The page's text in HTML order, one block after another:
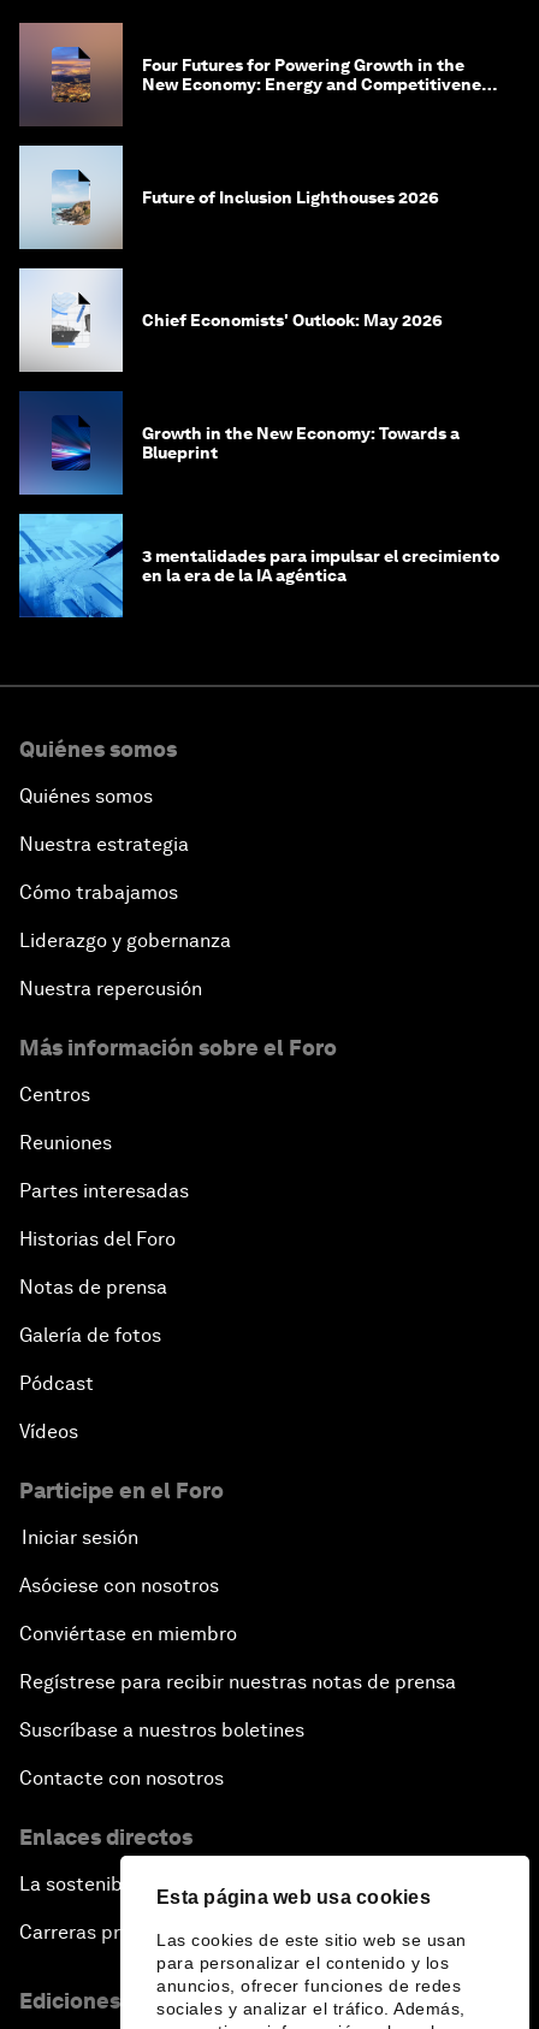
Esta página web usa cookies
Las cookies de este sitio web se usan
para personalizar el contenido y los
anuncios, ofrecer funciones de redes
sociales y analizar el tráfico. Además,
Four Futures for Powering Growth in the
New Economy: Energy and Competitiveness
Future of Inclusion Lighthouses 2026
Chief Economists' Outlook: May 2026
Growth in the New Economy: Towards a
Blueprint
3 mentalidades para impulsar el crecimiento
en la era de la IA agéntica
Quiénes somos
Quiénes somos
Nuestra estrategia
Cómo trabajamos
Liderazgo y gobernanza
Nuestra repercusión
Más información sobre el Foro
Centros
Reuniones
Partes interesadas
Historias del Foro
Notas de prensa
Galería de fotos
Pódcast
Vídeos
Participe en el Foro
Iniciar sesión
Asóciese con nosotros
Conviértase en miembro
Regístrese para recibir nuestras notas de prensa
Suscríbase a nuestros boletines
Contacte con nosotros
Enlaces directos
La sostenibilidad en el Foro
Carreras profesionales
Ediciones en otros idiomas